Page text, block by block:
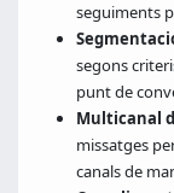
seguiments
segons
punt de
Multicanal
missatges
canals de